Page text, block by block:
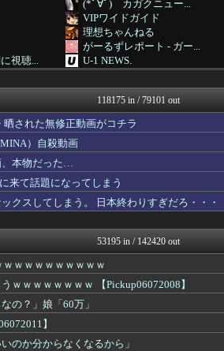
(*ﾟ∀ﾟ)ゞカガクニュー...
VIPワイドガイド
理想ちゃんねる
がーるずレポート - ガー...
視聴...
U-1 NEWS.
バズッター速報
がーるずレポート - ガー...
芸能人の気になる噂
軍事・ミリタリー速報☆彡
悔...
ぼく...
まとめCUP
NEWSまとめもりー｜2c...
まとめ芸能＠美女画像まとめ...
が不...
コノユビニュース｜みんなの...
では...
げぇ速
ツバメ速報＠ヤクルトスワロ...
V系まとめ速報
子育てちゃんねる
がーるずレポート - ガー...
女子アナお宝画像速報－5c...
いたしん！
118175 in / 79101 out
された無修正動画がコチラ
）自殺動画
、本物だった…
来て話題になってしまう
クスしてしまう。 日本終わりすぎだろ・・・
53195 in / 142420 out
ｗｗｗｗｗｗｗｗｗ
ｗｗｗｗｗｗｗｗ 【Pickup06072008】
の？」娘「60万」
】
のか分からなくなるから」